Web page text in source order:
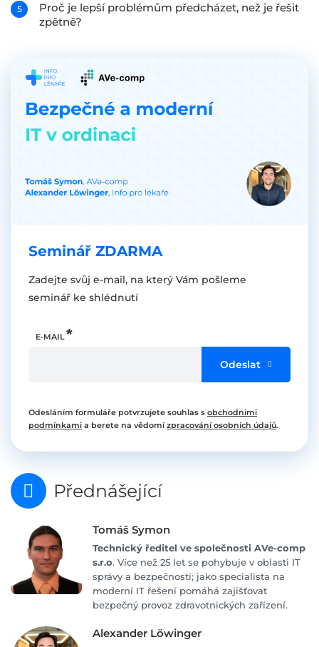
Proč je lepší problémům předcházet, než je řešit
zpětně?
Seminář ZDARMA
Zadejte svůj e-mail, na který Vám pošleme
seminář ke shlédnutí
E-MAIL
Odeslat
Odesláním formuláře potvrzujete souhlas s obchodními
podmínkami a berete na vědomízpracování osobních údajů.
Přednášející
Tomáš Symon
Technický ředitel ve společnosti AVe-comp
s.r.o. Více než 25 let se pohybuje v oblasti IT
správy a bezpečnosti; jako specialista na
moderní IT řešení pomáhá zajišťovat
bezpečný provoz zdravotnických zařízení.
Alexander Löwinger